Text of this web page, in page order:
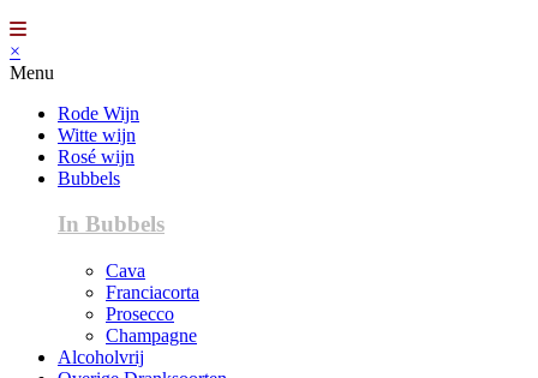
×
Menu
Rode Wijn
Witte wijn
Rosé wijn
Bubbels
In Bubbels
Cava
Franciacorta
Prosecco
Champagne
Alcoholvrij